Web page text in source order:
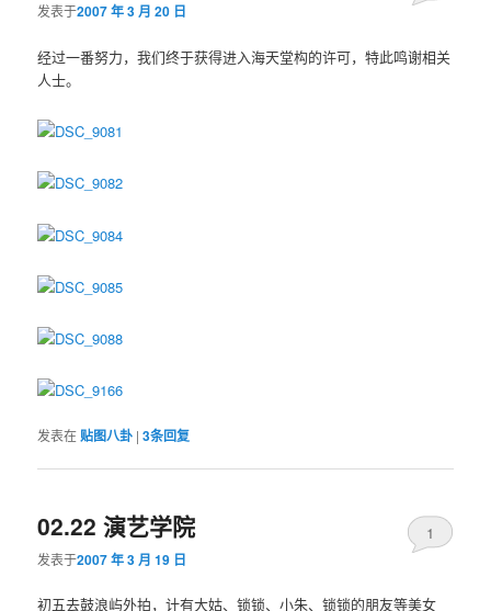
发表于2007 年 3 月 20 日
经过一番努力，我们终于获得进入海天堂构的许可，特此鸣谢相关
人士。
发表在 贴图八卦 |3条回复
02.22 演艺学院
发表于2007 年 3 月 19 日
1
初五去鼓浪屿外拍，计有大姑、锁锁、小朱、锁锁的朋友等美女